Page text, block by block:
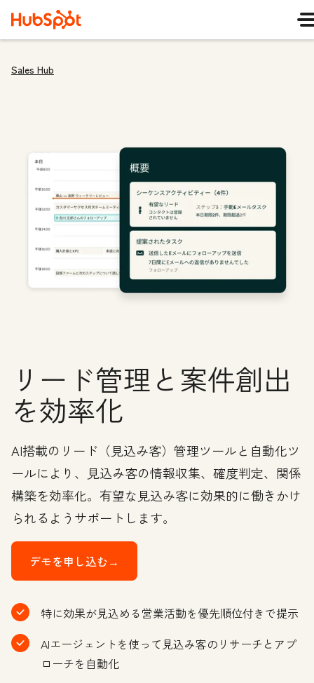
Sales Hub
リード管理と案件創出
を効率化
AI搭載のリード（見込み客）管理ツールと自動化ツ
ールにより、見込み客の情報収集、確度判定、関係
構築を効率化。有望な見込み客に効果的に働きかけ
られるようサポートします。
デモを申し込む→
特に効果が見込める営業活動を優先順位付きで提示
AIエージェントを使って見込み客のリサーチとアプ
ローチを自動化